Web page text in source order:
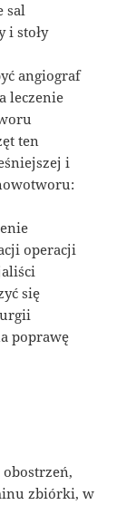
sal
i stoły
angiograf
leczenie
ten
i
operacji
się
poprawę
zbiórki, w